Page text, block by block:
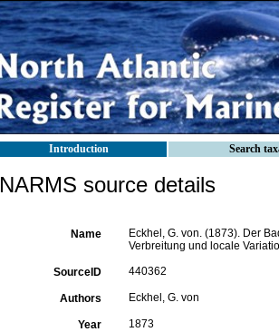
Introduction Search
NARMS source details
Name
Eckhel, G. von. (1873). Der
Verbreitung und locale
SourceID 440362
Authors Eckhel, G. von
Year 1873